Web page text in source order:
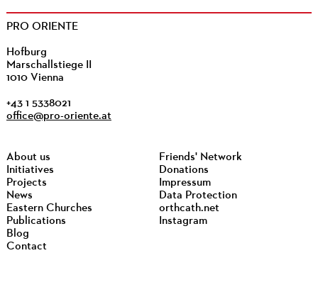
PRO ORIENTE
Hofburg
Marschallstiege II
1010 Vienna
+43 1 5338021
office@pro-oriente.at
About us
Initiatives
Projects
News
Eastern Churches
Publications
Blog
Contact
Friends' Network
Donations
Impressum
Data Protection
orthcath.net
Instagram